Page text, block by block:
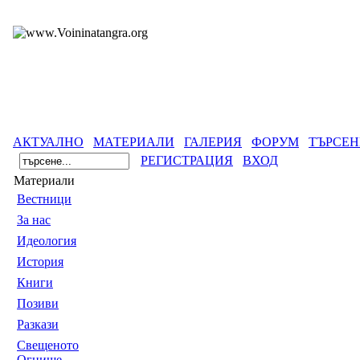
АКТУАЛНО МАТЕРИАЛИ ГАЛЕРИЯ ФОРУМ
РЕГИСТРАЦИЯ
ВХОД
Материали
Вестници
За нас
Идеология
История
Книги
Позиви
Разкази
Свещеното